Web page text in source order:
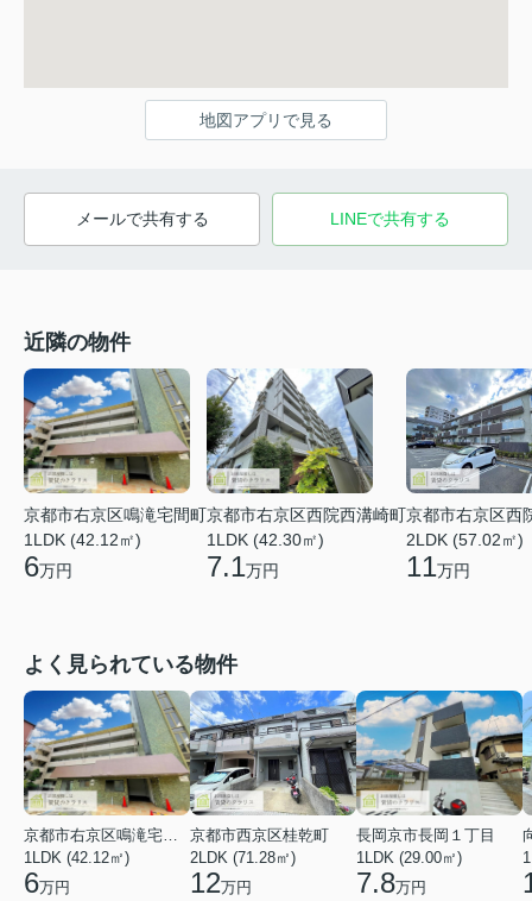
地図アプリで見る
メールで共有する LINEで共有する
近隣の物件
京都市右京区鳴滝宅間町
1LDK (42.12㎡)
6万円
京都市右京区西院西溝崎町
1LDK (42.30㎡)
7.1万円
京都市右京区西
2LDK (57.02㎡)
11万円
よく見られている物件
京都市右京区鳴滝宅間町
1LDK (42.12㎡)
6万円
京都市西京区桂乾町
2LDK (71.28㎡)
12万円
長岡京市長岡１丁目
1LDK (29.00㎡)
7.8万円